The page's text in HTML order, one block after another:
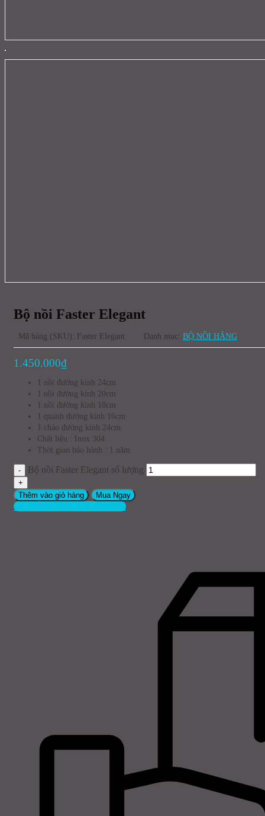
Bộ nồi Faster Elegant
Mã hàng (SKU): Faster Elegant Danh mục: BỘ NỒI HÃNG
1.450.000₫
1 nồi đường kính 24cm
1 nồi đường kính 20cm
1 nồi đường kính 18cm
1 quánh đường kính 16cm
1 chảo đường kính 24cm
Chất liệu : Inox 304
Thời gian bảo hành : 1 năm
Bộ nồi Faster Elegant số lượng
Thêm vào giỏ hàng Mua Ngay
trả giá qua zalo - Giá Tốt Hơn